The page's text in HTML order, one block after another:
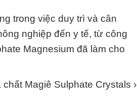
trong việc duy trì và cân
nghiệp đến y tế, từ công
Magnesium đã làm cho
Magiê Sulphate Crystals ›